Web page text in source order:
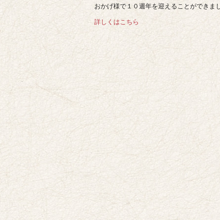
おかげ様で１０週年を迎えることができま
詳しくはこちら